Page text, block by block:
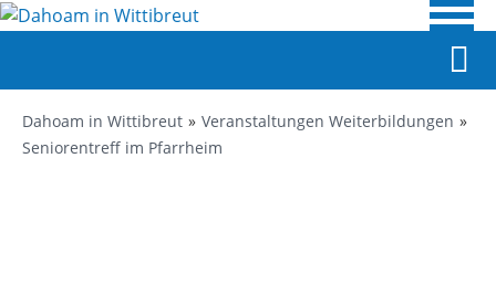
Dahoam in Wittibreut
Veranstaltungen Weiterbildungen
Seniorentreff im Pfarrheim